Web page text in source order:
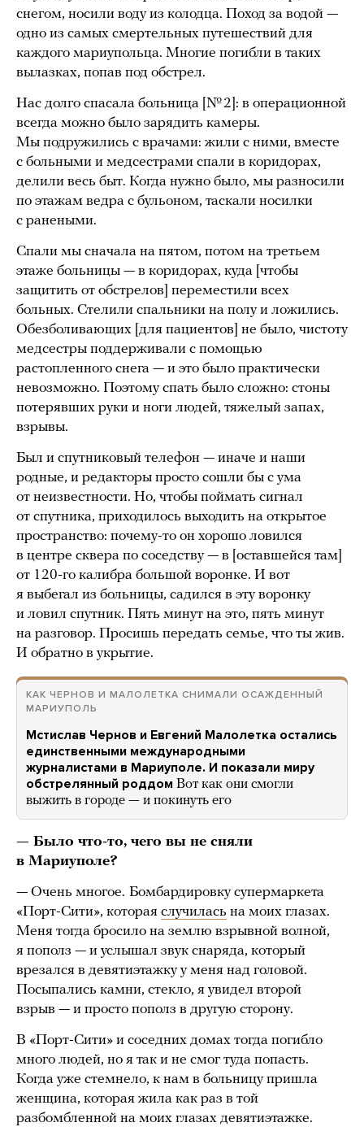
снегом, носили воду из колодца. Поход за водой —
одно из самых смертельных путешествий для
каждого мариупольца. Многие погибли в таких
вылазках, попав под обстрел.
Нас долго спасала больница [№ 2]: в операционной
всегда можно было зарядить камеры.
Мы подружились с врачами: жили с ними, вместе
с больными и медсестрами спали в коридорах,
делили весь быт. Когда нужно было, мы разносили
по этажам ведра с бульоном, таскали носилки
с ранеными.
Спали мы сначала на пятом, потом на третьем
этаже больницы — в коридорах, куда [чтобы
защитить от обстрелов] переместили всех
больных. Стелили спальники на полу и ложились.
Обезболивающих [для пациентов] не было, чистоту
медсестры поддерживали с помощью
растопленного снега — и это было практически
невозможно. Поэтому спать было сложно: стоны
потерявших руки и ноги людей, тяжелый запах,
взрывы.
Был и спутниковый телефон — иначе и наши
родные, и редакторы просто сошли бы с ума
от неизвестности. Но, чтобы поймать сигнал
от спутника, приходилось выходить на открытое
пространство: почему-то он хорошо ловился
в центре сквера по соседству — в [оставшейся там]
от 120-го калибра большой воронке. И вот
я выбегал из больницы, садился в эту воронку
и ловил спутник. Пять минут на это, пять минут
на разговор. Просишь передать семье, что ты жив.
И обратно в укрытие.
КАК ЧЕРНОВ И МАЛОЛЕТКА СНИМАЛИ ОСАЖДЕННЫЙ
МАРИУПОЛЬ
Мстислав Чернов и Евгений Малолетка остались
единственными международными
журналистами в Мариуполе. И показали миру
обстрелянный роддом Вот как они смогли
выжить в городе — и покинуть его
— Было что-то, чего вы не сняли
в Мариуполе?
— Очень многое. Бомбардировку супермаркета
«Порт-Сити», которая случилась на моих глазах.
Меня тогда бросило на землю взрывной волной,
я пополз — и услышал звук снаряда, который
врезался в девятиэтажку у меня над головой.
Посыпались камни, стекло, я увидел второй
взрыв — и просто пополз в другую сторону.
В «Порт-Сити» и соседних домах тогда погибло
много людей, но я так и не смог туда попасть.
Когда уже стемнело, к нам в больницу пришла
женщина, которая жила как раз в той
разбомбленной на моих глазах девятиэтажке.